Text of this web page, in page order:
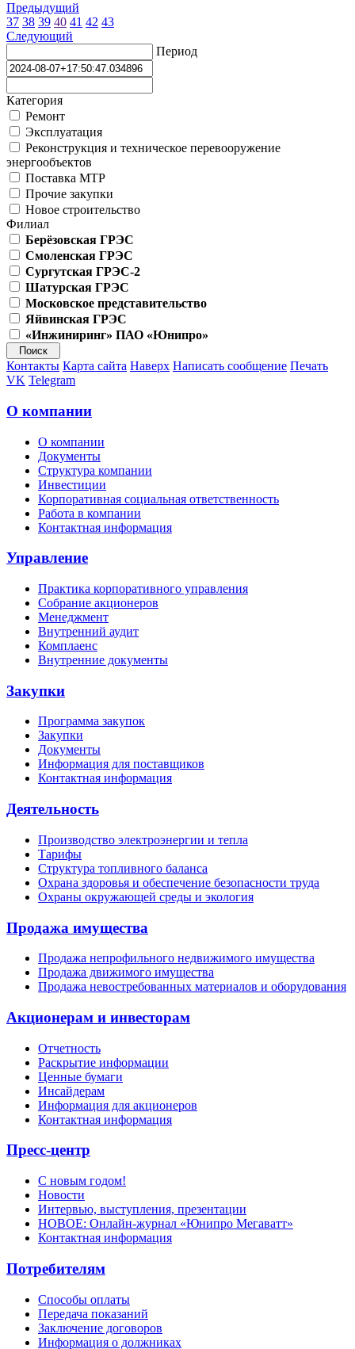
Предыдущий
37 38 39 40 41 42 43
Следующий
Период
Категория
Ремонт
Эксплуатация
Реконструкция и техническое перевооружение
энергообъектов
Поставка МТР
Прочие закупки
Новое строительство
Филиал
Берёзовская ГРЭС
Смоленская ГРЭС
Сургутская ГРЭС-2
Шатурская ГРЭС
Московское представительство
Яйвинская ГРЭС
«Инжиниринг» ПАО «Юнипро»
Контакты Карта сайта Наверх Написать сообщение Печать
VK Telegram
О компании
О компании
Документы
Структура компании
Инвестиции
Корпоративная социальная ответственность
Работа в компании
Контактная информация
Управление
Практика корпоративного управления
Собрание акционеров
Менеджмент
Внутренний аудит
Комплаенс
Внутренние документы
Закупки
Программа закупок
Закупки
Документы
Информация для поставщиков
Контактная информация
Деятельность
Производство электроэнергии и тепла
Тарифы
Структура топливного баланса
Охрана здоровья и обеспечение безопасности труда
Охраны окружающей среды и экология
Продажа имущества
Продажа непрофильного недвижимого имущества
Продажа движимого имущества
Продажа невостребованных материалов и оборудования
Акционерам и инвесторам
Отчетность
Раскрытие информации
Ценные бумаги
Инсайдерам
Информация для акционеров
Контактная информация
Пресс-центр
С новым годом!
Новости
Интервью, выступления, презентации
НОВОЕ: Онлайн-журнал «Юнипро Мегаватт»
Контактная информация
Потребителям
Способы оплаты
Передача показаний
Заключение договоров
Информация о должниках